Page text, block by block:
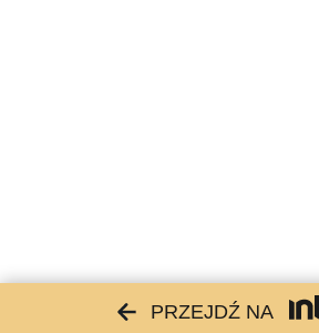
PRZEJDŹ NA